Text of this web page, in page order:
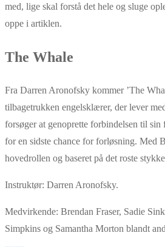
med, lige skal forstå det hele og sluge
oppe i artiklen.
The Whale
Fra Darren Aronofsky kommer ’The
tilbagetrukken engelsklærer, der lever
forsøger at genoprette forbindelsen til sin
for en sidste chance for forløsning. Med
hovedrollen og baseret på det roste
Instruktør: Darren Aronofsky.
Medvirkende: Brendan Fraser, Sadie
Simpkins og Samantha Morton blandt